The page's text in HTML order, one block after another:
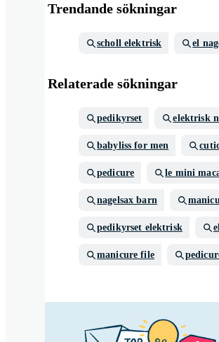
Trendande sökningar
scholl elektrisk el
Relaterade sökningar
pedikyrset elektrisk
babyliss for men
pedicure le mini
nagelsax barn
pedikyrset elektrisk
manicure file